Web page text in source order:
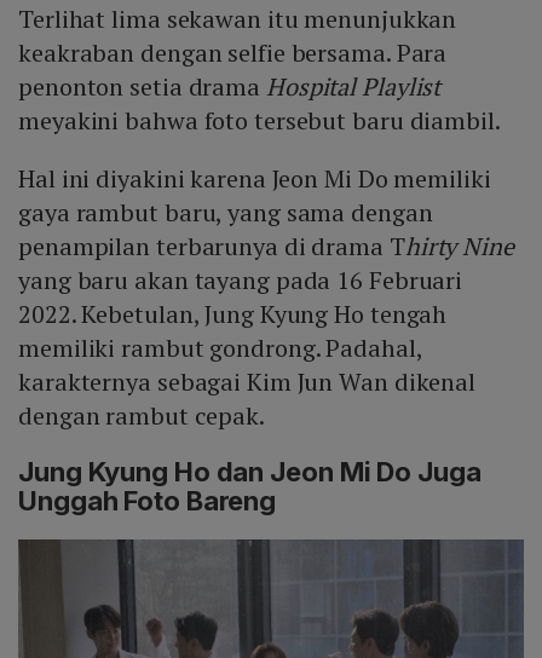
Terlihat lima sekawan itu menunjukkan
keakraban dengan selfie bersama. Para
penonton setia drama Hospital Playlist
meyakini bahwa foto tersebut baru diambil.
Hal ini diyakini karena Jeon Mi Do memiliki
gaya rambut baru, yang sama dengan
penampilan terbarunya di drama Thirty Nine
yang baru akan tayang pada 16 Februari
2022. Kebetulan, Jung Kyung Ho tengah
memiliki rambut gondrong. Padahal,
karakternya sebagai Kim Jun Wan dikenal
dengan rambut cepak.
Jung Kyung Ho dan Jeon Mi Do Juga
Unggah Foto Bareng